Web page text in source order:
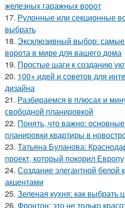
железных гаражных ворот
17. Рулонные или секционные
выбрать
18. Эксклюзивный выбор:
ворота в мире для вашего дома
19. Простые шаги к созданию
20. 100+ идей и советов для
дизайна
21. Разбираемся в плюсах и
свободной планировкой
22. Понять, что важно:
планировки квартиры в
23. Татьяна Буланова:
проект, который покорил Европу
24. Создание элегантной белой
акцентами
25. Зеленая кухня: как выбрать
26. Фронтон: это не только